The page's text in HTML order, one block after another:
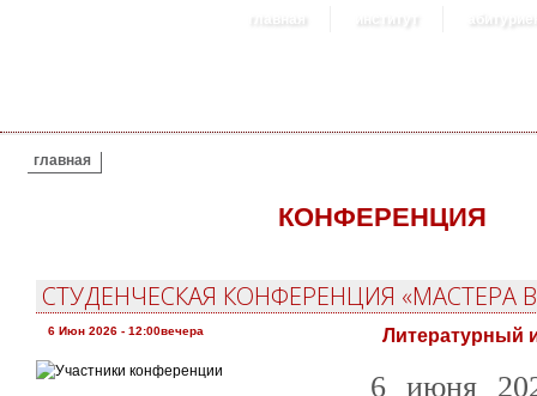
главная институт
ВЫ ЗДЕСЬ
главная
КОНФЕРЕНЦИЯ
СТУДЕНЧЕСКАЯ КОНФЕРЕНЦИЯ «МАСТЕРА
6 Июн 2026 - 12:00вечера Литературный
6 июня